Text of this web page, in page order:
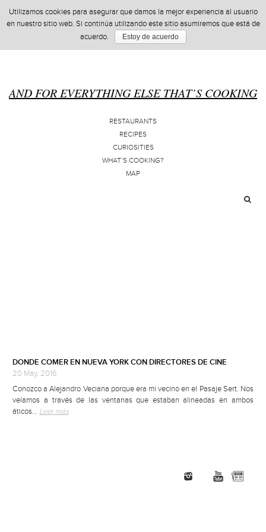
AND FOR EVERYTHING ELSE THAT’S COOKING
RESTAURANTS
RECIPES
CURIOSITIES
WHAT’S COOKING?
MAP
DONDE COMER EN NUEVA YORK CON DIRECTORES DE CINE
20 May, 2016
Conozco a Alejandro Veciana porque era mi vecino en el Pasaje Sert. Nos
veíamos a través de las ventanas que estaban alineadas en ambos
áticos… Leer más
Utilizamos cookies para asegurar que damos la mejor experiencia al usuario
en nuestro sitio web. Si continúa utilizando este sitio asumiremos que está de
acuerdo.
Estoy de acuerdo